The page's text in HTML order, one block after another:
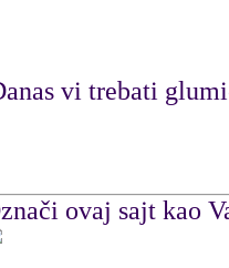
vi trebati
ovaj sajt kao